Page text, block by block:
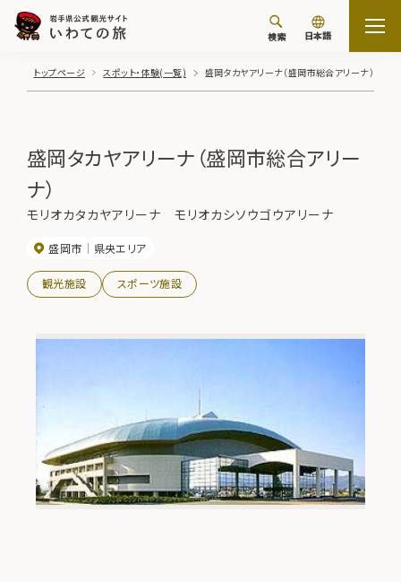
検索 日本語
トップページ スポット・体験(一覧) 盛岡タカヤアリーナ（盛岡市総合アリーナ）
盛岡タカヤアリーナ（盛岡市総合アリー
ナ）
モリオカタカヤアリーナ モリオカシソウゴウアリーナ
盛岡市 県央エリア
観光施設 スポーツ施設